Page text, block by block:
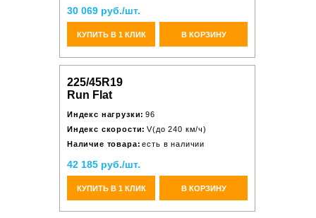
30 069 руб./шт.
КУПИТЬ В 1 КЛИК В КОРЗИНУ
225/45R19
Run Flat
Индекс нагрузки: 96
Индекс скорости: V(до 240 км/ч)
Наличие товара: есть в наличии
42 185 руб./шт.
КУПИТЬ В 1 КЛИК В КОРЗИНУ